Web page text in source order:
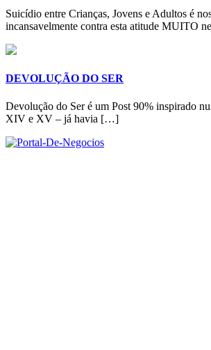
Suicídio entre Crianças, Jovens e Adultos é
incansavelmente contra esta atitude MUITO
DEVOLUÇÃO DO SER
Devolução do Ser é um Post 90% inspirado
XIV e XV – já havia […]